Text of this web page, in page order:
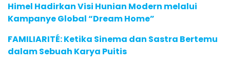
Himel Hadirkan Visi Hunian Modern melalui
Kampanye Global “Dream Home”
FAMILIARITÉ: Ketika Sinema dan Sastra Bertemu
dalam Sebuah Karya Puitis